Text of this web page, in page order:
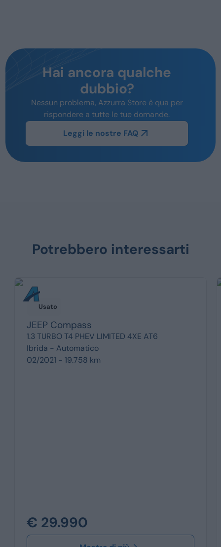
Hai ancora qualche
dubbio?
Nessun problema, Azzurra Store è qua per
rispondere a tutte le tue domande.
Leggi le nostre FAQ
Potrebbero interessarti
Usato
JEEP Compass
1.3 TURBO T4 PHEV LIMITED 4XE AT6
Ibrida - Automatico
02/2021 - 19.758 km
€ 29.990